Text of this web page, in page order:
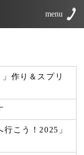
menu
作り＆スプリ
こう！2025」